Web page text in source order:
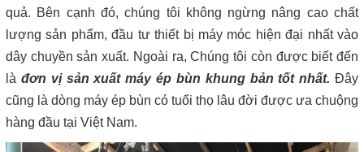
quả. Bên cạnh đó, chúng tôi không ngừng nâng cao chất
lượng sản phẩm, đầu tư thiết bị máy móc hiện đại nhất vào
dây chuyền sản xuất. Ngoài ra, Chúng tôi còn được biết đến
là đơn vị sản xuất máy ép bùn khung bản tốt nhất. Đây
cũng là dòng máy ép bùn có tuổi thọ lâu đời được ưa chuộng
hàng đầu tại Việt Nam.